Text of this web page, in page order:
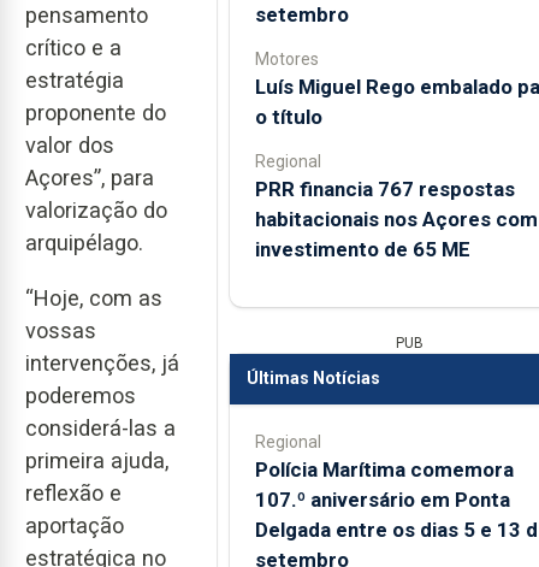
pensamento
crítico e a
estratégia
proponente do
valor dos
Açores”, para
valorização do
arquipélago.
“Hoje, com as
vossas
intervenções, já
poderemos
considerá-las a
primeira ajuda,
reflexão e
aportação
estratégica no
setembro
Motores
Luís Miguel Rego embalado
o título
Regional
PRR financia 767 respostas
habitacionais nos Açores com
investimento de 65 ME
PUB
Últimas Notícias
Regional
Polícia Marítima comemora
107.º aniversário em Ponta
Delgada entre os dias 5 e 13
setembro